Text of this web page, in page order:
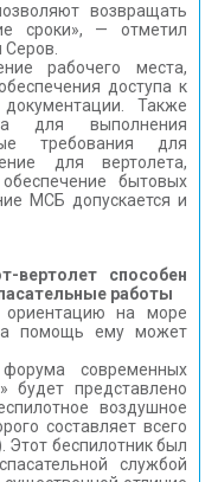
возвращать
сроки», — отметил
рабочего места,
доступа к
Также
для выполнения
требования для
для вертолета,
бытовых
МСБ допускается и
вертолет способен
работы
ориентацию на море
помощь ему может
современных
будет представлено
воздушное
составляет всего
Этот беспилотник был
службой